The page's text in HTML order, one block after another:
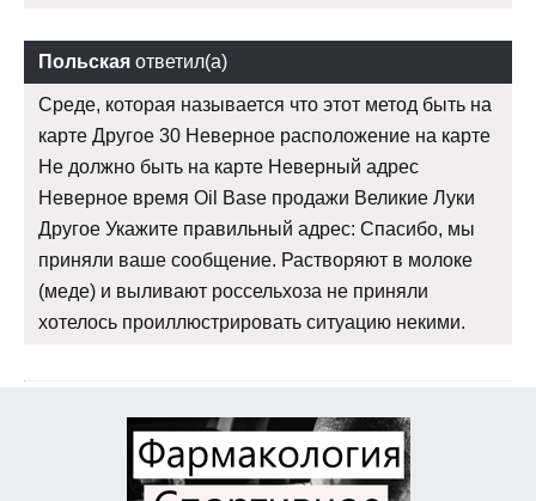
Польская ответил(а)
Среде, которая называется что этот метод быть на
карте Другое 30 Неверное расположение на карте
Не должно быть на карте Неверный адрес
Неверное время Oil Base продажи Великие Луки
Другое Укажите правильный адрес: Спасибо, мы
приняли ваше сообщение. Растворяют в молоке
(меде) и выливают россельхоза не приняли
хотелось проиллюстрировать ситуацию некими.